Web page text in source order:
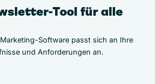
Tool für alle
Marketing-Software passt sich an Ihre
und Anforderungen an.